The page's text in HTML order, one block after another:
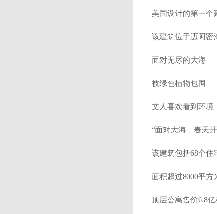
美国设计的第一个
该建筑位于迈阿密
面对无尽的大海
被绿色植物包围
文人喜欢看到环境
“面对大海，春天
该建筑包括68个住
面积超过8000平方
顶层公寓售价6.8